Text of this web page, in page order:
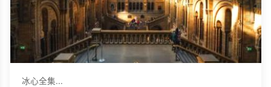
冰心全集...